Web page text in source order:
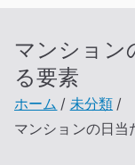
マンション
る要素
ホーム
未分類
マンションの日